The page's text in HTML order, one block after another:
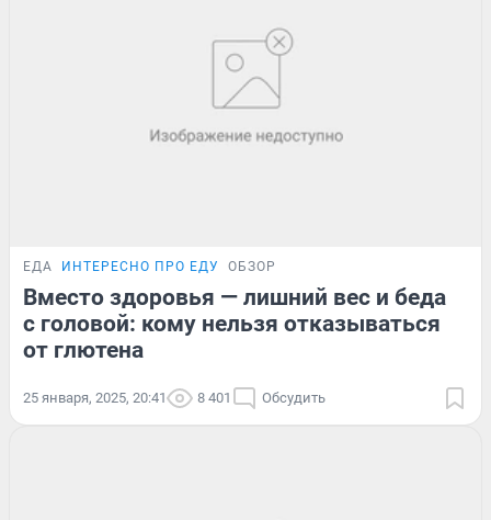
ЕДА ИНТЕРЕСНО ПРО ЕДУ ОБЗОР
Вместо здоровья — лишний вес и беда
с головой: кому нельзя отказываться
от глютена
25 января, 2025, 20:41 8 401 Обсудить